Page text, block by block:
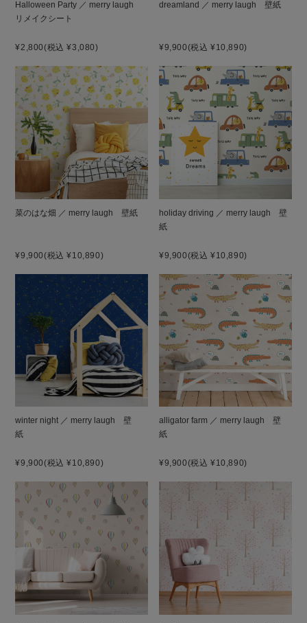
Halloween Party ／ merry laugh
リメイクシート
¥2,800(税込 ¥3,080)
dreamland ／ merry laugh 壁紙
¥9,900(税込 ¥10,890)
菜のはな畑 ／ merry laugh 壁紙
¥9,900(税込 ¥10,890)
holiday driving ／ merry laugh 壁
紙
¥9,900(税込 ¥10,890)
winter night ／ merry laugh 壁
紙
¥9,900(税込 ¥10,890)
alligator farm ／ merry laugh 壁
紙
¥9,900(税込 ¥10,890)